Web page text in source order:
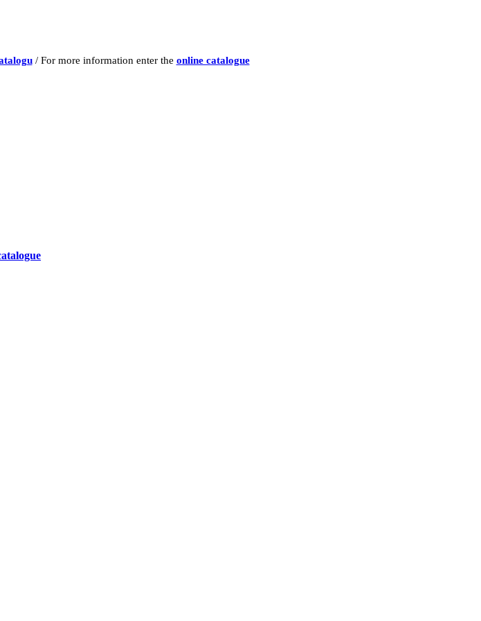
/ For more information enter the online catalogue